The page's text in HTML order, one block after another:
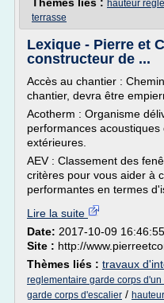
hauteur
terrasse
Lexique - Pierre et
constructeur de ...
Accès au chantier :
chantier, devra être
Acotherm : Organisme
performances
extérieures.
AEV : Classement des
critères pour vous aider à
performantes en termes
Lire la suite
Date: 2017-10-09 16:46:55
Site : http://
Thèmes liés : travaux
reglementaire garde corps
garde corps d'escalier /